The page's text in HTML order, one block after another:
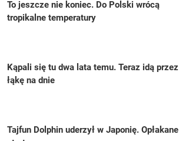
To jeszcze nie koniec. Do Polski wrócą
tropikalne temperatury
Kąpali się tu dwa lata temu. Teraz idą przez
łąkę na dnie
Tajfun Dolphin uderzył w Japonię. Opłakane